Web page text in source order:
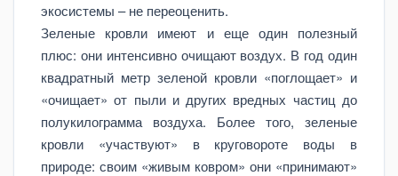
экосистемы – не переоценить.
Зеленые кровли имеют и еще один полезный
плюс: они интенсивно очищают воздух. В год один
квадратный метр зеленой кровли «поглощает» и
«очищает» от пыли и других вредных частиц до
полукилограмма воздуха. Более того, зеленые
кровли «участвуют» в круговороте воды в
природе: своим «живым ковром» они «принимают»